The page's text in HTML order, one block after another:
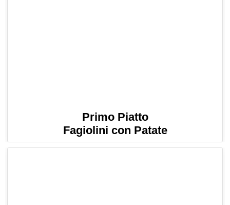
Primo Piatto
Fagiolini con Patate